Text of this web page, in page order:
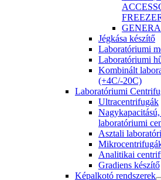
Jégkása készítő
Laboratóriumi
Laboratóriumi
Kombinált
(+4C/-20C)
Laboratóriumi
Ultracentrifugák
laboratóriumi
Asztali
Analitikai
Gradiens készítő
Képalkotó rendszerek